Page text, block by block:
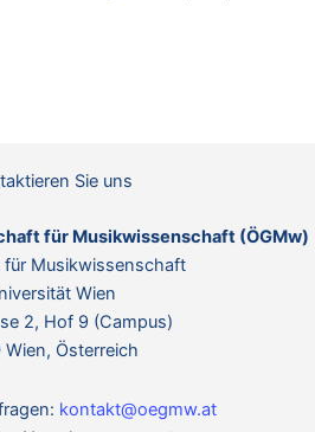
Sie uns
für Musikwissenschaft (ÖGMw)
Musikwissenschaft
Wien
2, Hof 9 (Campus)
Wien, Österreich
kontakt@oegmw.at